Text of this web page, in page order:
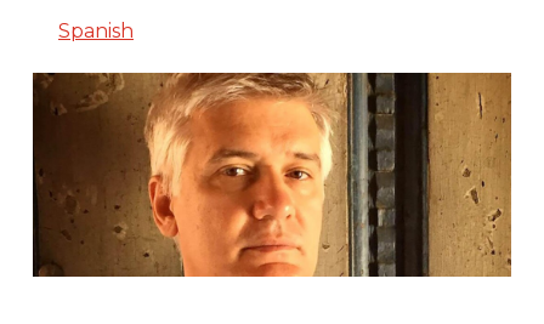
Spanish